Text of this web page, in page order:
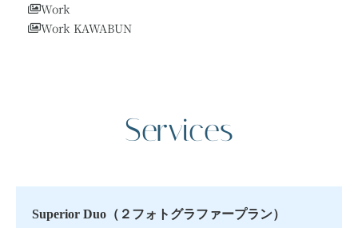
Work
Work KAWABUN
Services
Superior Duo （２フォトグラファープラン）